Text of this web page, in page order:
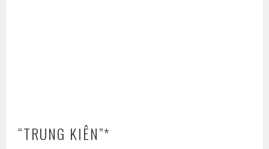
“TRUNG KIÊN”*